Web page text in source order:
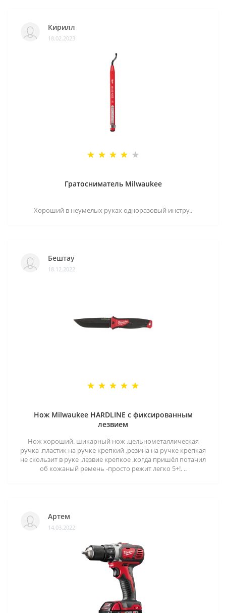
Кирилл
18.02.2023
Гратосниматель Milwaukee
Хороший в неумелых руках одноразовый инстру..
Бештау
18.12.2022
Нож Milwaukee HARDLINE с фиксированным
лезвием
Нож хороший. шикарный нож ,цельнометаллическая
ручка .пластик на ручке крепкий ,резина на ручке крепкая
не скользит в руке .лезвие крепкое .когда пришёл потачил
об кожаный ремень -просто режит легко 5+!. ..
Артем
14.03.2022